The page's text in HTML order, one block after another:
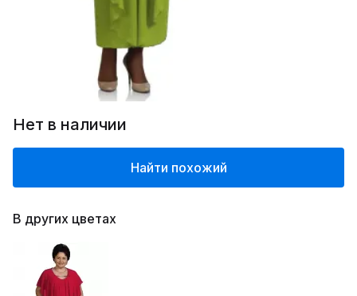
Нет в наличии
Найти похожий
В других цветах